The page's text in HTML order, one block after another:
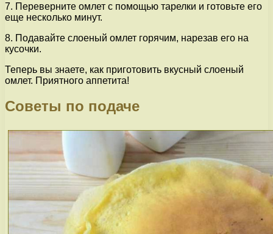
7. Переверните омлет с помощью тарелки и готовьте его
еще несколько минут.
8. Подавайте слоеный омлет горячим, нарезав его на
кусочки.
Теперь вы знаете, как приготовить вкусный слоеный
омлет. Приятного аппетита!
Советы по подаче